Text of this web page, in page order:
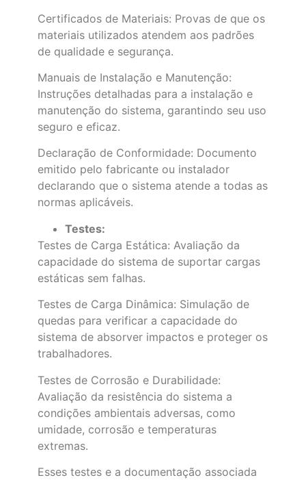
Certificados de Materiais: Provas de que os
materiais utilizados atendem aos padrões
de qualidade e segurança.
Manuais de Instalação e Manutenção:
Instruções detalhadas para a instalação e
manutenção do sistema, garantindo seu uso
seguro e eficaz.
Declaração de Conformidade: Documento
emitido pelo fabricante ou instalador
declarando que o sistema atende a todas as
normas aplicáveis.
Testes:
Testes de Carga Estática: Avaliação da
capacidade do sistema de suportar cargas
estáticas sem falhas.
Testes de Carga Dinâmica: Simulação de
quedas para verificar a capacidade do
sistema de absorver impactos e proteger os
trabalhadores.
Testes de Corrosão e Durabilidade:
Avaliação da resistência do sistema a
condições ambientais adversas, como
umidade, corrosão e temperaturas
extremas.
Esses testes e a documentação associada